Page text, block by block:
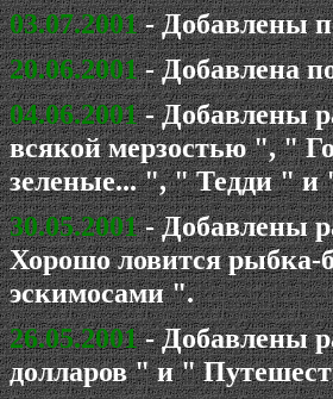
03.07.2001- Добавлены
20.06.2001- Добавлена
04.06.2001- Добавлены
всякой мерзостью ", "
зеленые... ", " Тедди " и
30.05.2001- Добавлены
Хорошо ловится
эскимосами ".
26.05.2001- Добавлены
долларов " и "